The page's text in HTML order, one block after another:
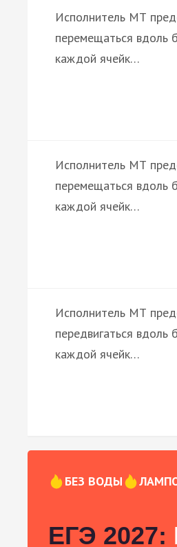
Исполнитель МТ
перемещаться вдоль
каждой ячейк…
Исполнитель МТ
перемещаться вдоль
каждой ячейк…
Исполнитель МТ
передвигаться вдоль
каждой ячейк…
БЕЗ ВОДЫ
ЕГЭ 2027: